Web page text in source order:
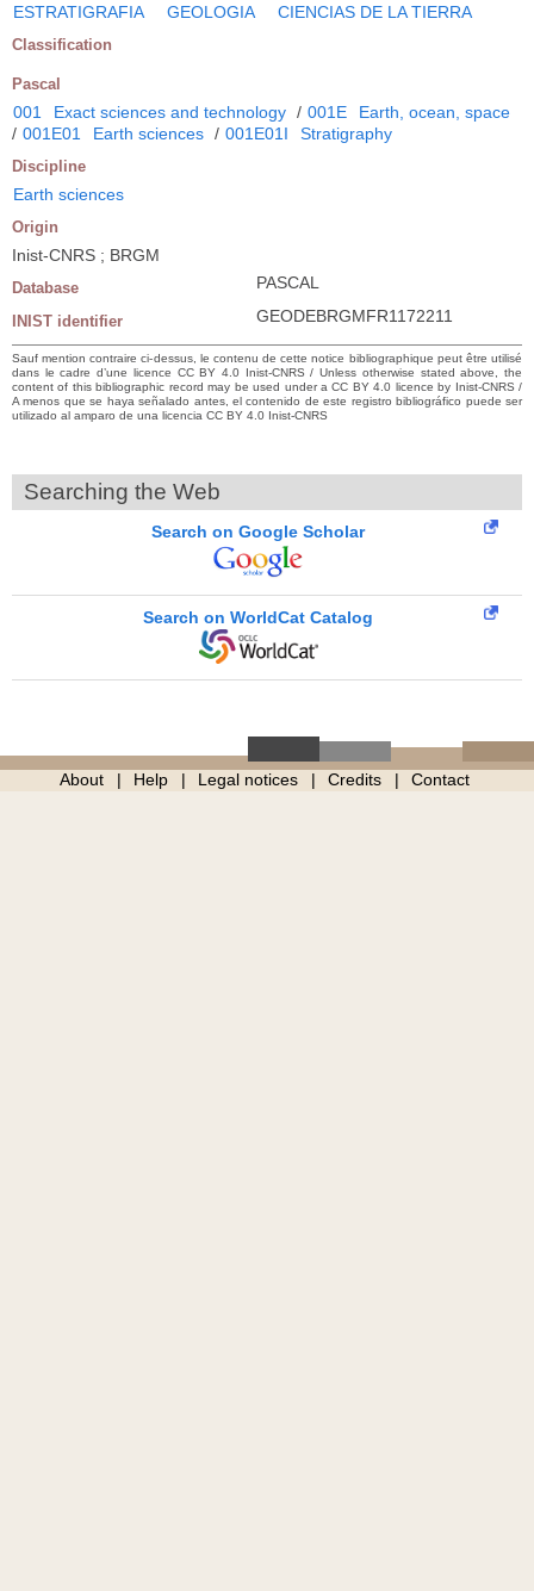
ESTRATIGRAFIA GEOLOGIA CIENCIAS DE LA TIERRA
Classification
Pascal
001 Exact sciences and technology / 001E
Earth, ocean, space
/ 001E01 Earth sciences / 001E01I Stratigraphy
Discipline
Earth sciences
Origin
Inist-CNRS ; BRGM
Database PASCAL
INIST identifier GEODEBRGMFR1172211
Sauf mention contraire ci-dessus, le contenu de cette notice bibliographique peut être utilisé
dans le cadre d’une licence CC BY 4.0 Inist-CNRS / Unless otherwise stated above, the
content of this bibliographic record may be used under a CC BY 4.0 licence by Inist-CNRS /
A menos que se haya señalado antes, el contenido de este registro bibliográfico puede ser
utilizado al amparo de una licencia CC BY 4.0 Inist-CNRS
Searching the Web
Search on Google Scholar
Search on WorldCat Catalog
About Help Legal notices Credits Contact